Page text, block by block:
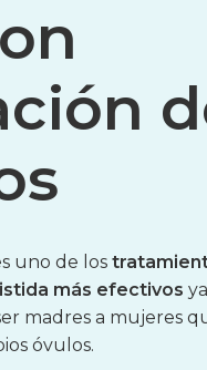
uno de los
más efectivos
madres a mujeres
óvulos.